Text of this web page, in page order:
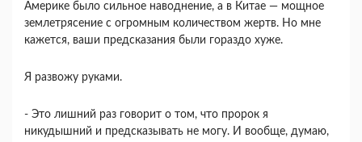
Америке было сильное наводнение, а в Китае — мощное
землетрясение с огромным коли­чеством жертв. Но мне
кажется, ваши предсказания были гораздо хуже.
Я развожу руками.
- Это лишний раз говорит о том, что пророк я
никудышний и предсказывать не могу. И вообще, думаю,